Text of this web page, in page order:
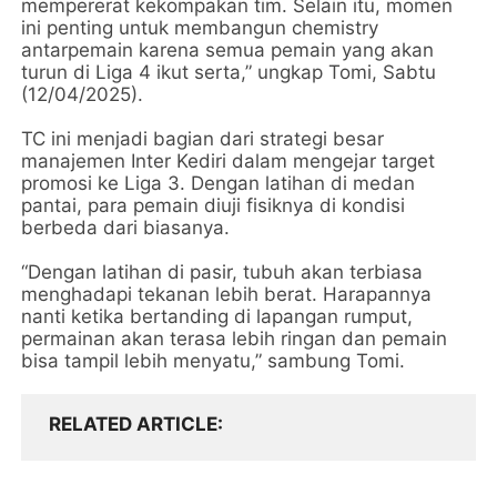
mempererat kekompakan tim. Selain itu, momen
ini penting untuk membangun chemistry
antarpemain karena semua pemain yang akan
turun di Liga 4 ikut serta,” ungkap Tomi, Sabtu
(12/04/2025).
TC ini menjadi bagian dari strategi besar
manajemen Inter Kediri dalam mengejar target
promosi ke Liga 3. Dengan latihan di medan
pantai, para pemain diuji fisiknya di kondisi
berbeda dari biasanya.
“Dengan latihan di pasir, tubuh akan terbiasa
menghadapi tekanan lebih berat. Harapannya
nanti ketika bertanding di lapangan rumput,
permainan akan terasa lebih ringan dan pemain
bisa tampil lebih menyatu,” sambung Tomi.
RELATED ARTICLE